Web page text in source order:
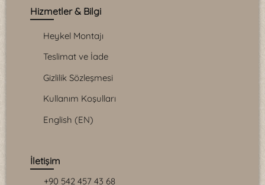
Hizmetler & Bilgi
Heykel Montajı
Teslimat ve İade
Gizlilik Sözleşmesi
Kullanım Koşulları
English (EN)
İletişim
+90 542 457 43 68